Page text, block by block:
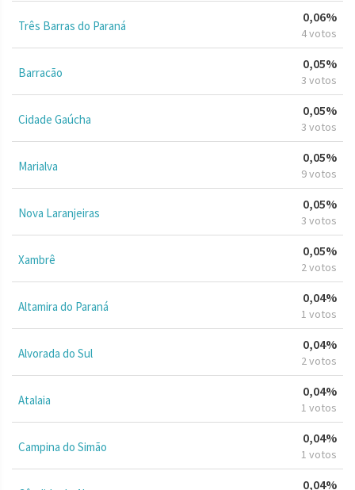
Três Barras do Paraná
0,06%
4 votos
Barracão
0,05%
3 votos
Cidade Gaúcha
0,05%
3 votos
Marialva
0,05%
9 votos
Nova Laranjeiras
0,05%
3 votos
Xambrê
0,05%
2 votos
Altamira do Paraná
0,04%
1 votos
Alvorada do Sul
0,04%
2 votos
Atalaia
0,04%
1 votos
Campina do Simão
0,04%
1 votos
0,04%